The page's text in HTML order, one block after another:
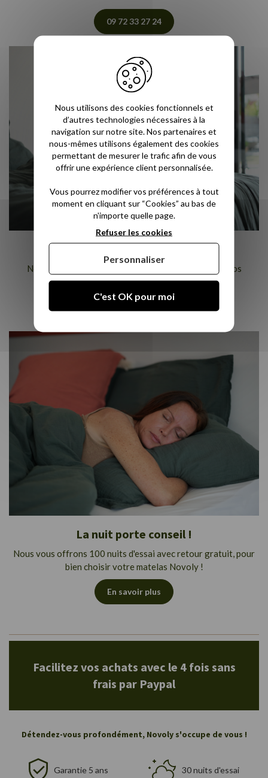
09 72 33 27 24
Notre service à la clientèle peut répondre à toutes vos
questions en matière de literie.
La nuit porte conseil !
Nous vous offrons 100 nuits d'essai avec retour gratuit, pour
bien choisir votre matelas Novoly !
En savoir plus
Facilitez vos achats avec le 4 fois sans
frais par Paypal
Détendez-vous profondément, Novoly s'occupe de vous !
Garantie 5 ans 30 nuits d'essai
Nous utilisons des cookies fonctionnels et
d’autres technologies nécessaires à la
navigation sur notre site. Nos partenaires et
nous-mêmes utilisons également des cookies
permettant de mesurer le trafic afin de vous
offrir une expérience client personnalisée.
Vous pourrez modifier vos préférences à tout
moment en cliquant sur “Cookies” au bas de
n'importe quelle page.
C'est OK pour moi
Refuser les cookies
Personnaliser